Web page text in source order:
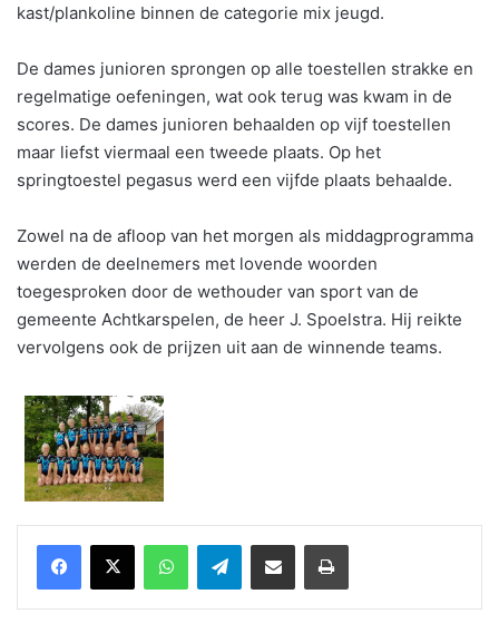
kast/plankoline binnen de categorie mix jeugd.
De dames junioren sprongen op alle toestellen strakke en
regelmatige oefeningen, wat ook terug was kwam in de
scores. De dames junioren behaalden op vijf toestellen
maar liefst viermaal een tweede plaats. Op het
springtoestel pegasus werd een vijfde plaats behaalde.
Zowel na de afloop van het morgen als middagprogramma
werden de deelnemers met lovende woorden
toegesproken door de wethouder van sport van de
gemeente Achtkarspelen, de heer J. Spoelstra. Hij reikte
vervolgens ook de prijzen uit aan de winnende teams.
WhatsAppTelegramDelen via Email Print